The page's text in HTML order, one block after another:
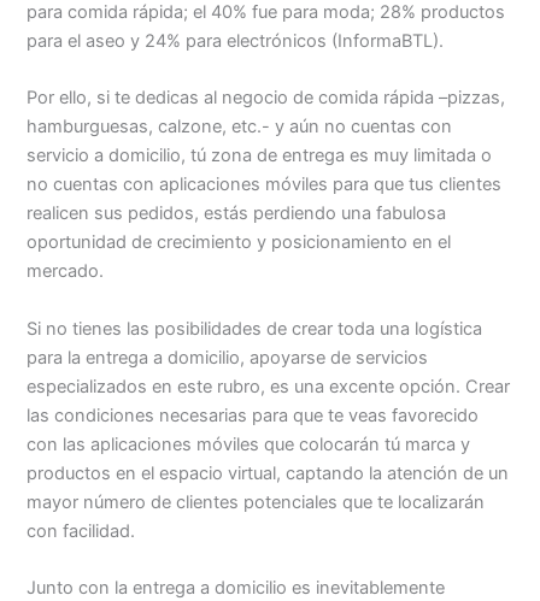
para comida rápida; el 40% fue para moda; 28% productos
para el aseo y 24% para electrónicos (InformaBTL).
Por ello, si te dedicas al negocio de comida rápida –pizzas,
hamburguesas, calzone, etc.- y aún no cuentas con
servicio a domicilio, tú zona de entrega es muy limitada o
no cuentas con aplicaciones móviles para que tus clientes
realicen sus pedidos, estás perdiendo una fabulosa
oportunidad de crecimiento y posicionamiento en el
mercado.
Si no tienes las posibilidades de crear toda una logística
para la entrega a domicilio, apoyarse de servicios
especializados en este rubro, es una excente opción. Crear
las condiciones necesarias para que te veas favorecido
con las aplicaciones móviles que colocarán tú marca y
productos en el espacio virtual, captando la atención de un
mayor número de clientes potenciales que te localizarán
con facilidad.
Junto con la entrega a domicilio es inevitablemente